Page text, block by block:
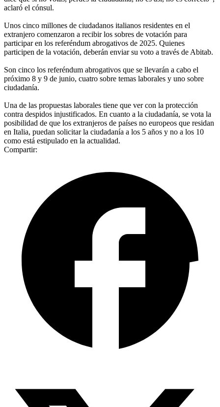
aclaró el cónsul.
Unos cinco millones de ciudadanos italianos residentes en el
extranjero comenzaron a recibir los sobres de votación para
participar en los referéndum abrogativos de 2025. Quienes
participen de la votación, deberán enviar su voto a través de Abitab.
Son cinco los referéndum abrogativos que se llevarán a cabo el
próximo 8 y 9 de junio, cuatro sobre temas laborales y uno sobre
ciudadanía.
Una de las propuestas laborales tiene que ver con la protección
contra despidos injustificados. En cuanto a la ciudadanía, se vota la
posibilidad de que los extranjeros de países no europeos que residan
en Italia, puedan solicitar la ciudadanía a los 5 años y no a los 10
como está estipulado en la actualidad.
Compartir: